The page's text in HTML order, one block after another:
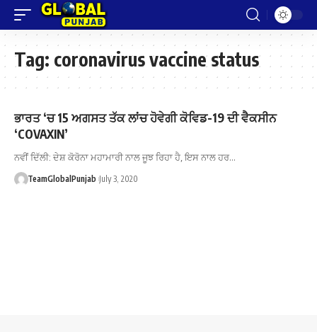
Tag: coronavirus vaccine status
ਭਾਰਤ ‘ਚ 15 ਅਗਸਤ ਤੱਕ ਲਾਂਚ ਹੋਵੇਗੀ ਕੋਵਿਡ-19 ਦੀ ਵੈਕਸੀਨ
‘COVAXIN’
ਨਵੀਂ ਦਿੱਲੀ: ਦੇਸ਼ ਕੋਰੋਨਾ ਮਹਾਮਾਰੀ ਨਾਲ ਜੂਝ ਰਿਹਾ ਹੈ, ਇਸ ਨਾਲ ਹਰ…
TeamGlobalPunjab July 3, 2020